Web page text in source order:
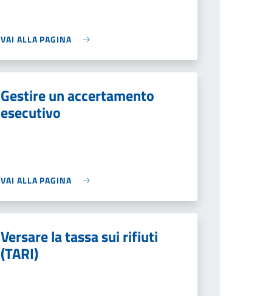
VAI ALLA PAGINA
Gestire un accertamento
esecutivo
VAI ALLA PAGINA
Versare la tassa sui rifiuti
(TARI)